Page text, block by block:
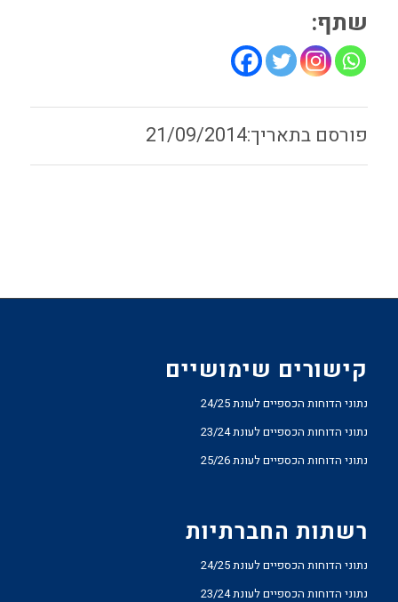
שתף:
21/09/2014
קישורים שימושיים
נתוני הדוחות הכספיים לעונת 24/25
נתוני הדוחות הכספיים לעונת 23/24
נתוני הדוחות הכספיים לעונת 25/26
רשתות החברתיות
נתוני הדוחות הכספיים לעונת 24/25
נתוני הדוחות הכספיים לעונת 23/24